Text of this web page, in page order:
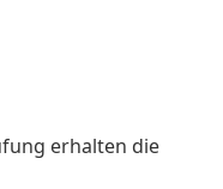
erhalten die